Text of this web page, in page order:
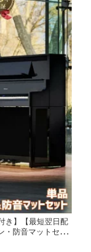
き】【最短翌日配
・防音マットセッ
ピアノ 88鍵盤 L